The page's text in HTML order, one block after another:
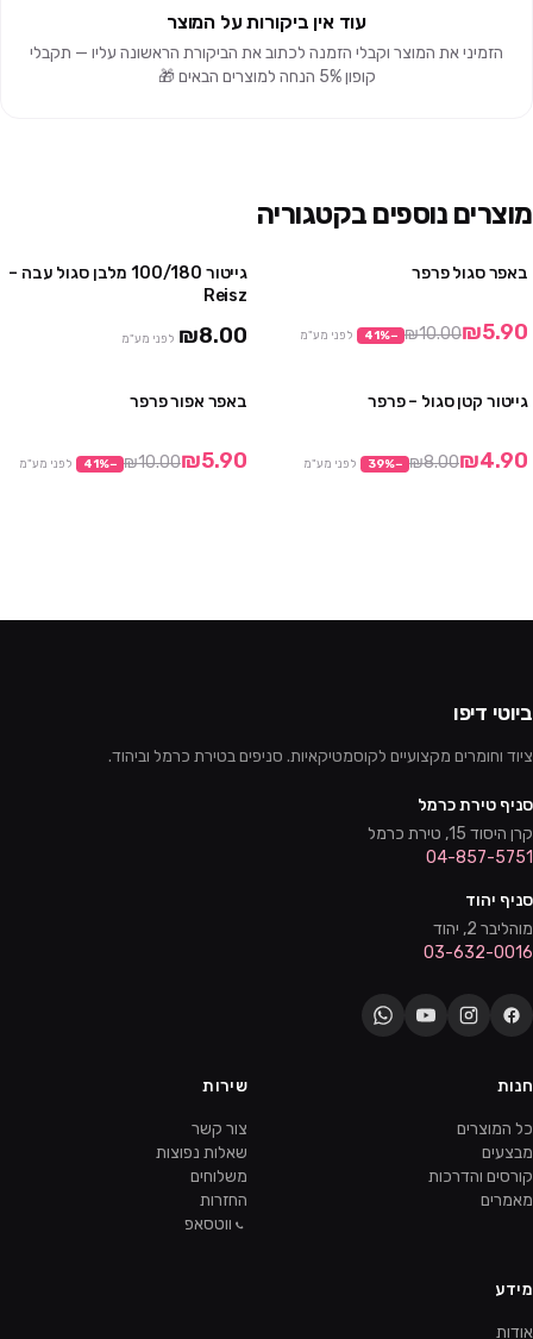
עוד אין ביקורות על המוצר
הזמיני את המוצר וקבלי הזמנה לכתוב את הביקורת הראשונה עליו — תקבלי
קופון 5% הנחה למוצרים הבאים 🎁
מוצרים נוספים בקטגוריה
באפר סגול פרפר
₪5.90
₪10.00
−
41% לפני מע"מ
גייטור 100/180 מלבן סגול עבה –
Reisz
₪8.00 לפני מע"מ
גייטור קטן סגול – פרפר
₪4.90
₪8.00
−
39% לפני מע"מ
באפר אפור פרפר
₪5.90
₪10.00
−
41% לפני מע"מ
ביוטי דיפו
ציוד וחומרים מקצועיים לקוסמטיקאיות. סניפים בטירת כרמל וביהוד.
סניף טירת כרמל
קרן היסוד 15, טירת כרמל
04-857-5751
סניף יהוד
מוהליבר 2, יהוד
03-632-0016
חנות
כל המוצרים
מבצעים
קורסים והדרכות
מאמרים
שירות
צור קשר
שאלות נפוצות
משלוחים
החזרות
ווטסאפ
מידע
אודות